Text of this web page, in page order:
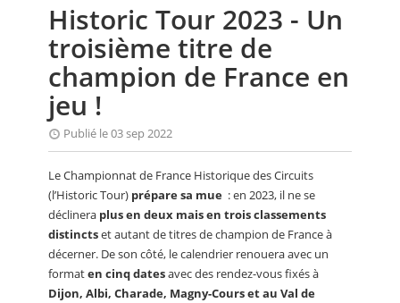
ANNUAIRES
PETITES ANNONCES
Historic Tour 2023 - Un
troisième titre de
champion de France en
jeu !
Publié le 03 sep 2022
Le Championnat de France Historique des Circuits
(l’Historic Tour) prépare sa mue : en 2023, il ne se
déclinera plus en deux mais en trois classements
distinctset autant de titres de champion de France à
décerner. De son côté, le calendrier renouera avec un
formaten cinq datesavec des rendez-vous fixés à
Dijon, Albi, Charade, Magny-Cours et au Val de